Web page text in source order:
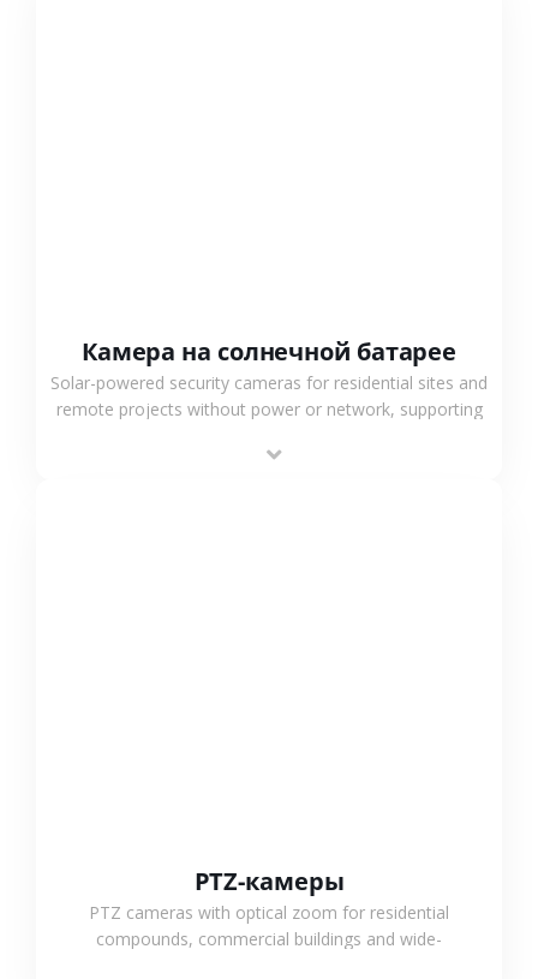
Камера на солнечной батарее
Solar-powered security cameras for residential sites and
remote projects without power or network, supporting
outdoor monitoring.
PTZ-камеры
PTZ cameras with optical zoom for residential
compounds, commercial buildings and wide-